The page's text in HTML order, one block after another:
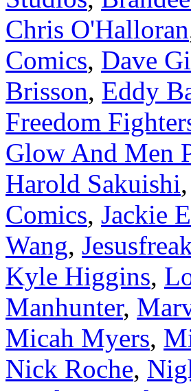
Chris O'Halloran
Comics, Dave
Brisson, Eddy
Freedom
Glow And Men
Harold Sakuishi,
Comics, Jackie
Wang,
Kyle Higgins,
Manhunter,
Micah Myers,
Nick Roche,